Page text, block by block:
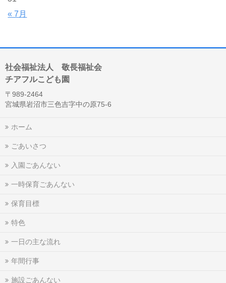
« 7月
社会福祉法人 敬長福祉会
チアフルこども園
〒989-2464
宮城県岩沼市三色吉字中の原75-6
ホーム
ごあいさつ
入園ごあんない
一時保育ごあんない
保育目標
特色
一日の主な流れ
年間行事
施設ごあんない